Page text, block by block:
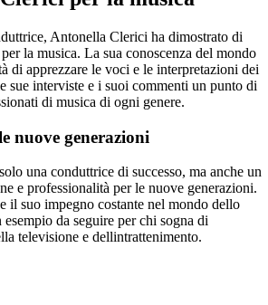
Antonella Clerici ha dimostrato di
la musica. La sua conoscenza del mondo
di apprezzare le voci e le interpretazioni dei
sue interviste e i suoi commenti un punto di
di musica di ogni genere.
nuove generazioni
una conduttrice di successo, ma anche un
e professionalità per le nuove generazioni.
il suo impegno costante nel mondo dello
da seguire per chi sogna di
televisione e dellintrattenimento.